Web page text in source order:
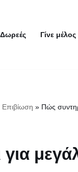
Δωρεές Γίνε μέλος
Επιβίωση » Πώς